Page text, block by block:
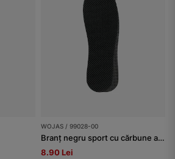
WOJAS / 99028-00
Branț negru sport cu cărbune activ
8.90 Lei